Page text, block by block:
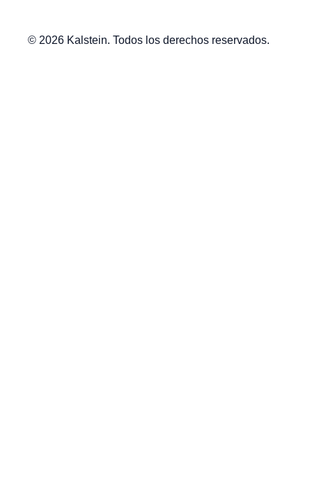
© 2026 Kalstein. Todos los derechos reservados.